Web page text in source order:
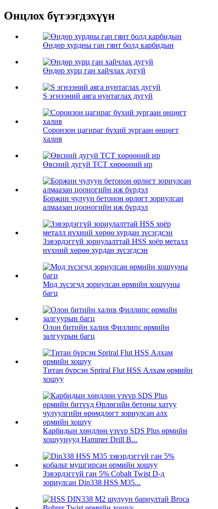
Онцлох бүтээгдэхүүн
Өндөр хурдны ган гянт болд карбидын
Өндөр хурц ган хайчлах дугуй
S эгнээний аяга нунтаглах дугуй
Соронзон цагираг бүхий зургаан өнцөгт
халив
Өвсний дугуй TCT хөрөөний ир
Боржин чулуун бетонон өрлөгт зориулсан
алмаазан цооногийн иж бүрдэл
Зэвэрдэггүй зориулалттай HSS хоёр металл
нүхний хөрөө хурдан зүсэгдсэн
Мод зүсэгчд зориулсан өрмийн хошууны
багц
Олон битийн халив Филлипс өрмийн
залгуурын багц
Титан бүрсэн Spriral Flut HSS Алхам өрмийн
хошуу
Карбидын хөндлөн үзүүр SDS Plus өрмийн
хошуунууд Hammer Drill B...
Зэвэрдэггүй ган 5% Cobalt Twist D-д
зориулсан Din338 HSS M35...